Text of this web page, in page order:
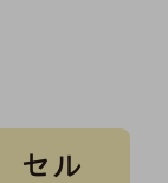
セル